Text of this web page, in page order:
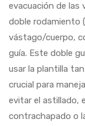
evacuación de las
doble rodamiento
vástago/cuerpo,
guía. Este doble
usar la plantilla
crucial para
evitar el astillado,
contrachapado o